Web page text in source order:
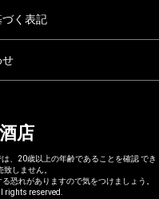
く表記
せ
店
、20歳以上の年齢であることを確認 でき
しません。
恐れがありますので気をつけましょう。
rights reserved.